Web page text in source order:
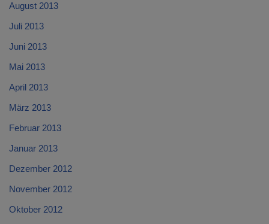
August 2013
Juli 2013
Juni 2013
Mai 2013
April 2013
März 2013
Februar 2013
Januar 2013
Dezember 2012
November 2012
Oktober 2012